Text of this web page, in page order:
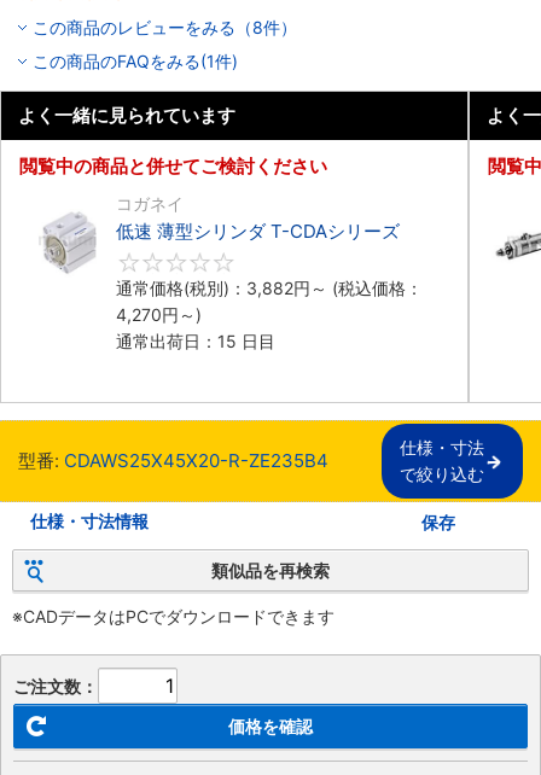
この商品のレビューをみる（8件）
この商品のFAQをみる(1件)
よく一緒に見られています
閲覧中の商品と併せてご検討ください
コガネイ
低速 薄型シリンダ T-CDAシリーズ
通常価格(税別)： 3,882円 ～ (税込価格：
4,270円 ～)
通常出荷日：15 日目
よく
閲覧
型番: CDAWS25X45X20-R-ZE235B4
仕様・寸法
で絞り込む
仕様・寸法情報 保存
類似品を再検索
※CADデータはPCでダウンロードできます
ご注文数：
価格を確認